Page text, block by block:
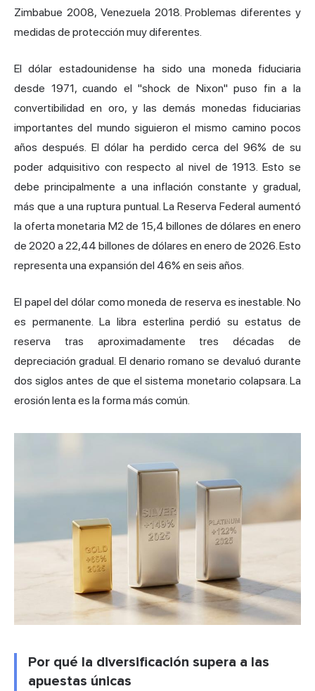
Zimbabue 2008, Venezuela 2018. Problemas diferentes y
medidas de protección muy diferentes.
El dólar estadounidense ha sido una moneda fiduciaria
desde 1971, cuando el "shock de Nixon" puso fin a la
convertibilidad en oro, y las demás monedas fiduciarias
importantes del mundo siguieron el mismo camino pocos
años después. El dólar ha perdido cerca del 96% de su
poder adquisitivo con respecto al nivel de 1913. Esto se
debe principalmente a una inflación constante y gradual,
más que a una ruptura puntual. La Reserva Federal aumentó
la oferta monetaria M2 de 15,4 billones de dólares en enero
de 2020 a 22,44 billones de dólares en enero de 2026. Esto
representa una expansión del 46% en seis años.
El papel del dólar como moneda de reserva es inestable. No
es permanente. La libra esterlina perdió su estatus de
reserva tras aproximadamente tres décadas de
depreciación gradual. El denario romano se devaluó durante
dos siglos antes de que el sistema monetario colapsara. La
erosión lenta es la forma más común.
Por qué la diversificación supera a las
apuestas únicas